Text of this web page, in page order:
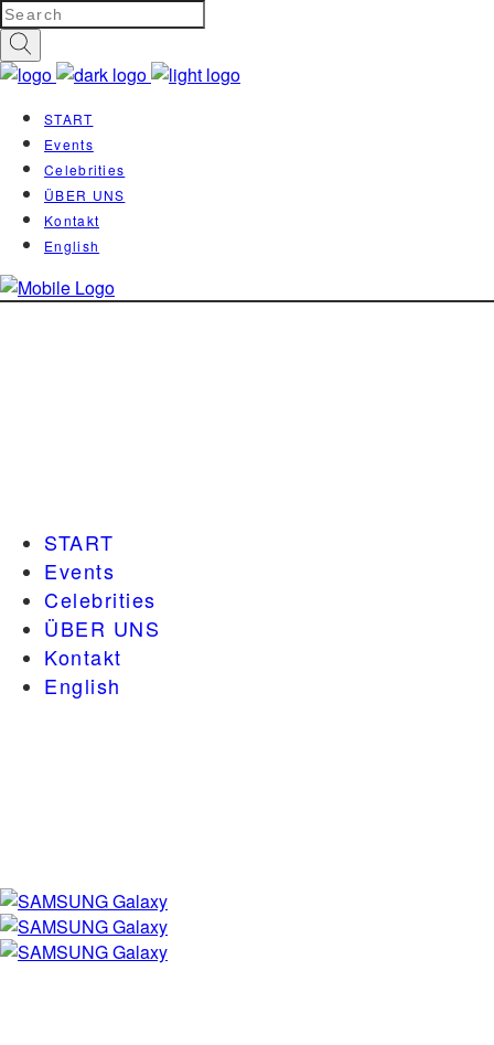
START
Events
Celebrities
ÜBER UNS
Kontakt
English
START
Events
Celebrities
ÜBER UNS
Kontakt
English